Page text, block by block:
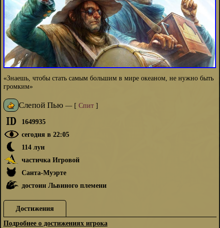
«Знаешь, чтобы стать самым большим в мире океаном, не нужно быть
громким»
Слепой Пью — [ Спит]
1649935
сегодня в 22:05
114 лун
частичка Игровой
Санта-Муэрте
достоин Львиного племени
Достижения
Подробнее о достижениях игрока